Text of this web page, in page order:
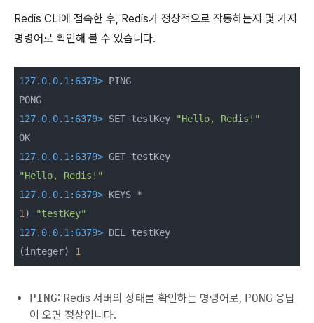
Redis CLI에 접속한 후, Redis가 정상적으로 작동하는지 몇 가지
명령어로 확인해 볼 수 있습니다.
127.0.0.1:6379> PING
127.0.0.1:6379> SET testKey
"Hello, Redis!"
127.0.0.1:6379>
"Hello, Redis!"
127.0.0.1:6379>
1 )
"testKey"
127.0.0.1:6379> DEL testKey
(integer) 1
PING: Redis 서버의 상태를 확인하는 명령어로, PONG 응답
이 오면 정상입니다.